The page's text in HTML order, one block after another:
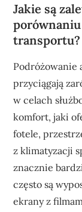
Jakie są
transportu?
Podróżowanie
przyciągają
w celach
komfort, jaki
fotele,
z klimatyzacji
znacznie
często są
ekrany z